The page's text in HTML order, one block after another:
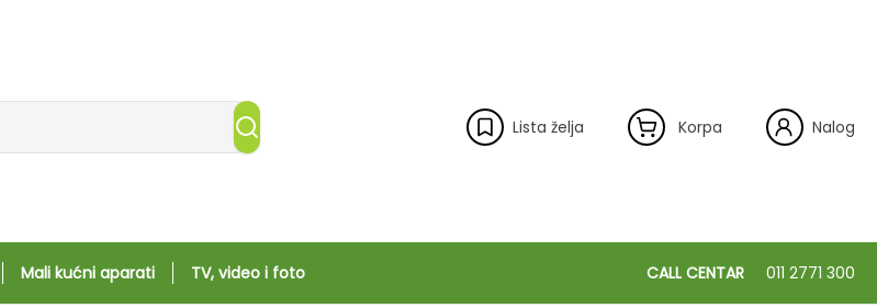
Lista želja Korpa Nalog
Mali kućni aparati TV, video i foto CALL CENTAR 011 2771 300